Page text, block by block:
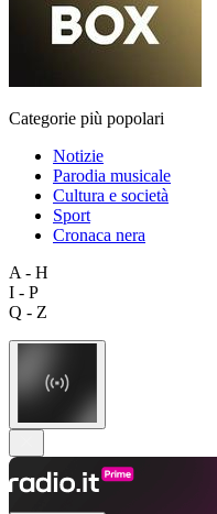
Categorie più popolari
Notizie
Parodia musicale
Cultura e società
Sport
Cronaca nera
A - H
I - P
Q - Z